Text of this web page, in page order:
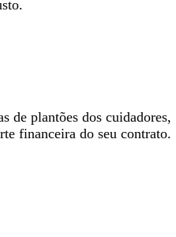
de plantões dos cuidadores,
financeira do seu contrato.